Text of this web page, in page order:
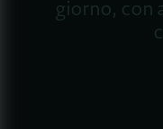
giorno, con